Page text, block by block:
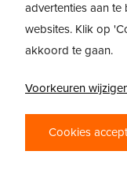
HOE
Hoe begin je met
je niet veel nodig;
advertenties aan
websites. Klik op
akkoord te gaan.
Voorkeuren
Cookies